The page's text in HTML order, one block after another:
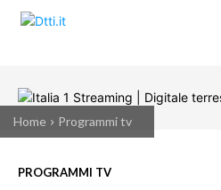
Home Programmi tv
PROGRAMMI TV